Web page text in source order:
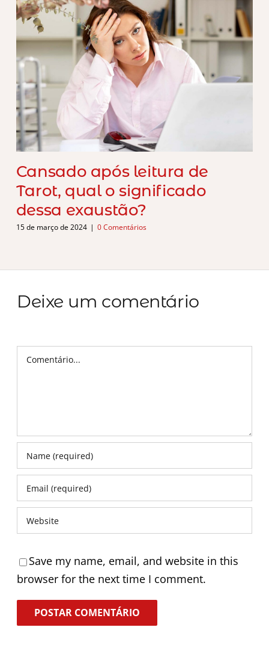
Cansado após leitura de
Tarot, qual o significado
dessa exaustão?
15 de março de 2024 | 0 Comentários
Deixe um comentário
Comentário
Save my name, email, and website in this
browser for the next time I comment.